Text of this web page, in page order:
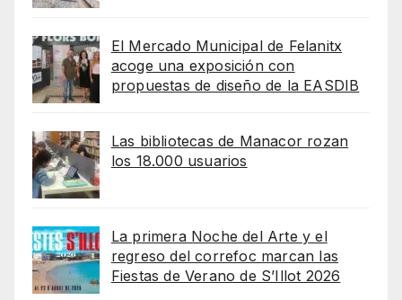
El Mercado Municipal de Felanitx
acoge una exposición con
propuestas de diseño de la EASDIB
Las bibliotecas de Manacor rozan
los 18.000 usuarios
La primera Noche del Arte y el
regreso del correfoc marcan las
Fiestas de Verano de S’Illot 2026